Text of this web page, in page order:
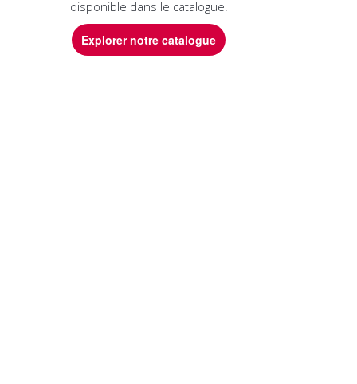
disponible dans le catalogue.
Explorer notre catalogue